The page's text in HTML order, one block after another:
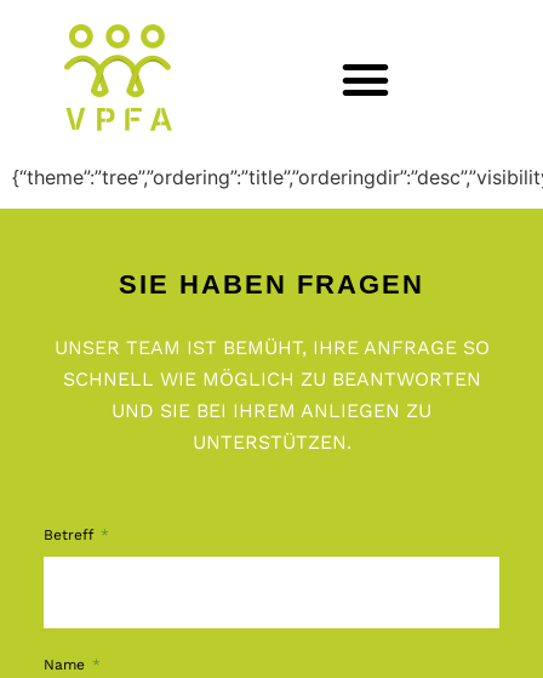
WP File Download:
D3
SIE HABEN FRAGEN
UNSER TEAM IST BEMÜHT, IHRE ANFRAGE SO
SCHNELL WIE MÖGLICH ZU BEANTWORTEN
UND SIE BEI IHREM ANLIEGEN ZU
UNTERSTÜTZEN.
Betreff
Name